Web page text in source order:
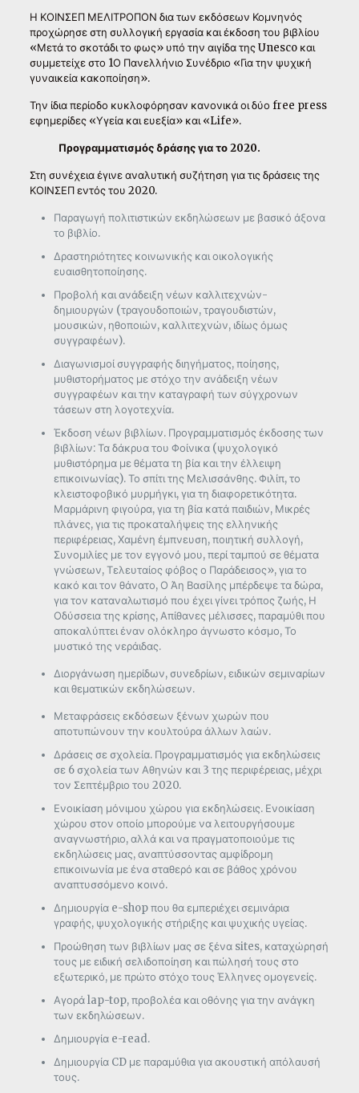
Η ΚΟΙΝΣΕΠ ΜΕΛΙΤΡΟΠΟΝ δια των εκδόσεων Κομνηνός
προχώρησε στη συλλογική εργασία και έκδοση του βιβλίου
«Μετά το σκοτάδι το φως» υπό την αιγίδα της Unesco και
συμμετείχε στο 1Ο Πανελλήνιο Συνέδριο «Για την ψυχική
γυναικεία κακοποίηση».
Την ίδια περίοδο κυκλοφόρησαν κανονικά οι δύο free press
εφημερίδες «Υγεία και ευεξία» και «Life».
Προγραμματισμός δράσης για το 2020.
Στη συνέχεια έγινε αναλυτική συζήτηση για τις δράσεις της
ΚΟΙΝΣΕΠ εντός του 2020.
Παραγωγή πολιτιστικών εκδηλώσεων με βασικό άξονα
το βιβλίο.
Δραστηριότητες κοινωνικής και οικολογικής
ευαισθητοποίησης.
Προβολή και ανάδειξη νέων καλλιτεχνών-
δημιουργών (τραγουδοποιών, τραγουδιστών,
μουσικών, ηθοποιών, καλλιτεχνών, ιδίως όμως
συγγραφέων).
Διαγωνισμοί συγγραφής διηγήματος, ποίησης,
μυθιστορήματος με στόχο την ανάδειξη νέων
συγγραφέων και την καταγραφή των σύγχρονων
τάσεων στη λογοτεχνία.
Έκδοση νέων βιβλίων. Προγραμματισμός έκδοσης των
βιβλίων: Τα δάκρυα του Φοίνικα (ψυχολογικό
μυθιστόρημα με θέματα τη βία και την έλλειψη
επικοινωνίας). Το σπίτι της Μελισσάνθης. Φιλίπ, το
κλειστοφοβικό μυρμήγκι, για τη διαφορετικότητα.
Μαρμάρινη φιγούρα, για τη βία κατά παιδιών, Μικρές
πλάνες, για τις προκαταλήψεις της ελληνικής
περιφέρειας, Χαμένη έμπνευση, ποιητική συλλογή,
Συνομιλίες με τον εγγονό μου, περί ταμπού σε θέματα
γνώσεων, Τελευταίος φόβος ο Παράδεισος», για το
κακό και τον θάνατο, Ο Άη Βασίλης μπέρδεψε τα δώρα,
για τον καταναλωτισμό που έχει γίνει τρόπος ζωής, Η
Οδύσσεια της κρίσης, Απίθανες μέλισσες, παραμύθι που
αποκαλύπτει έναν ολόκληρο άγνωστο κόσμο, Το
μυστικό της νεράιδας.
Διοργάνωση ημερίδων, συνεδρίων, ειδικών σεμιναρίων
και θεματικών εκδηλώσεων.
Μεταφράσεις εκδόσεων ξένων χωρών που
αποτυπώνουν την κουλτούρα άλλων λαών.
Δράσεις σε σχολεία. Προγραμματισμός για εκδηλώσεις
σε 6 σχολεία των Αθηνών και 3 της περιφέρειας, μέχρι
τον Σεπτέμβριο του 2020.
Ενοικίαση μόνιμου χώρου για εκδηλώσεις. Ενοικίαση
χώρου στον οποίο μπορούμε να λειτουργήσουμε
αναγνωστήριο, αλλά και να πραγματοποιούμε τις
εκδηλώσεις μας, αναπτύσσοντας αμφίδρομη
επικοινωνία με ένα σταθερό και σε βάθος χρόνου
αναπτυσσόμενο κοινό.
Δημιουργία e-shop που θα εμπεριέχει σεμινάρια
γραφής, ψυχολογικής στήριξης και ψυχικής υγείας.
Προώθηση των βιβλίων μας σε ξένα sites, καταχώρησή
τους με ειδική σελιδοποίηση και πώλησή τους στο
εξωτερικό, με πρώτο στόχο τους Έλληνες ομογενείς.
Αγορά lap-top, προβολέα και οθόνης για την ανάγκη
των εκδηλώσεων.
Δημιουργία e-read.
Δημιουργία CD με παραμύθια για ακουστική απόλαυσή
τους.